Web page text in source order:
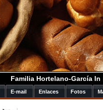
Familia Hortelano-García
E-mail Enlaces Fotos